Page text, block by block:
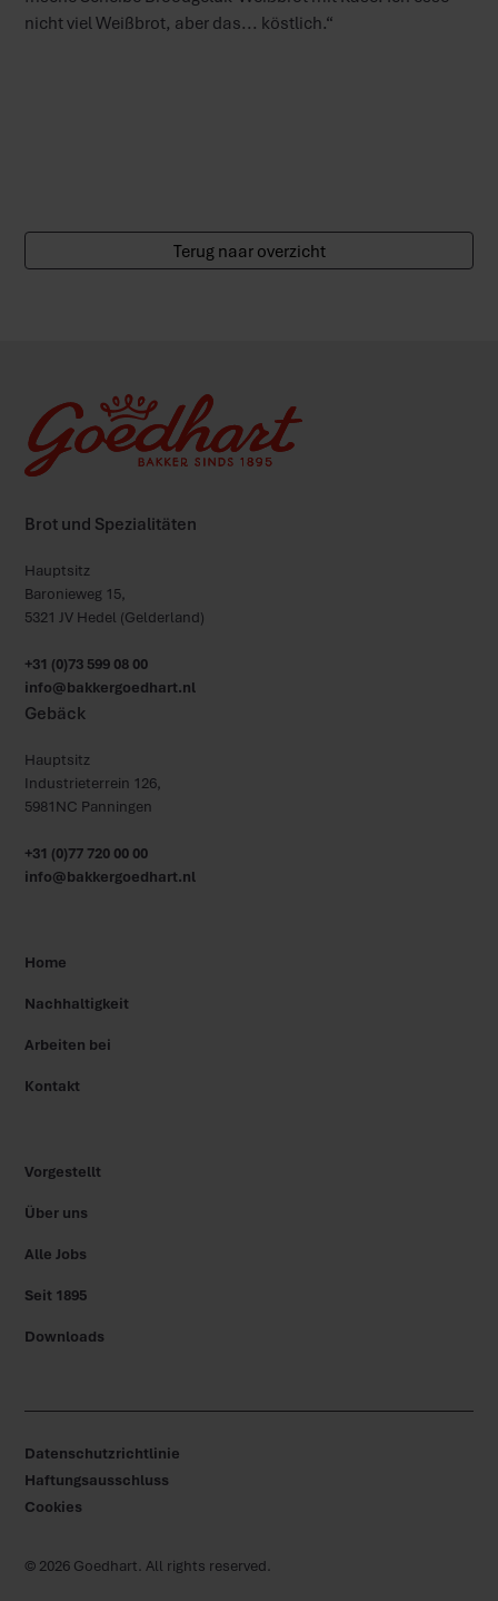
nicht viel Weißbrot, aber das... köstlich.“
Terug naar overzicht
Brot und Spezialitäten
Hauptsitz
Baronieweg 15,
5321 JV Hedel (Gelderland)
+31 (0)73 599 08 00
info@bakkergoedhart.nl
Gebäck
Hauptsitz
Industrieterrein 126,
5981NC Panningen
+31 (0)77 720 00 00
info@bakkergoedhart.nl
Home
Nachhaltigkeit
Arbeiten bei
Kontakt
Vorgestellt
Über uns
Alle Jobs
Seit 1895
Downloads
© 2026 Goedhart. All rights reserved.
Datenschutzrichtlinie
Haftungsausschluss
Cookies